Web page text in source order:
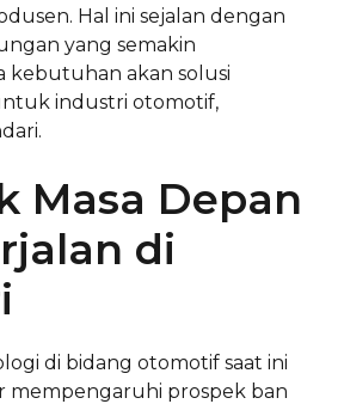
Hal ini sejalan dengan
yang semakin
kebutuhan akan solusi
industri otomotif,
Masa Depan
di
di bidang otomotif saat ini
mempengaruhi prospek ban